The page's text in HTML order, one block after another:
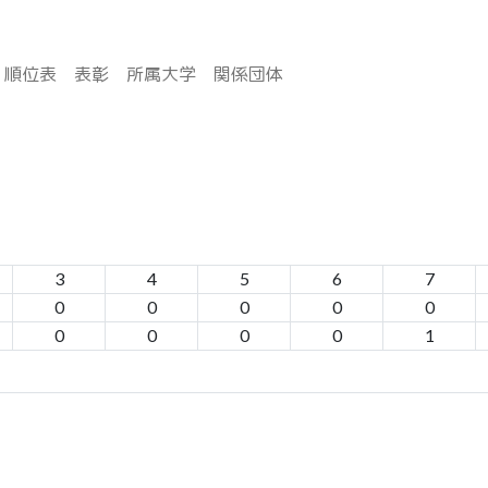
順位表 表彰 所属大学 関係団体
3 4 5 6
7
0
0 0 0
0
0
0 0 0 1